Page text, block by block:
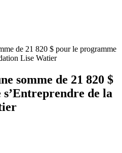
de 21 820 $ pour le programme
Lise Watier
somme de 21 820 $
de la